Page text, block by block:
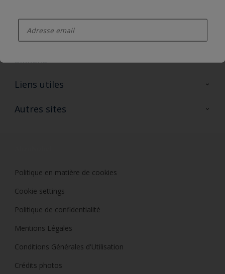
Sikkens
A propos de Sikkens
Liens utiles
Ouvrir un magasin PASS
Autres sites
Politique en matière de cookies
Cookie settings
Politique de confidentialité
Mentions Légales
Conditions Générales d'Utilisation
Crédits photos